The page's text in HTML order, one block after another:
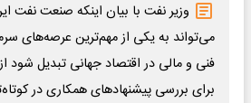
وزیر نفت با بیان اینکه صنعت نفت
می‌تواند به یکی از مهم‌ترین عرصه‌های
فنی و مالی در اقتصاد جهانی تبدیل شود
برای بررسی پیشنهاد‌های همکاری در